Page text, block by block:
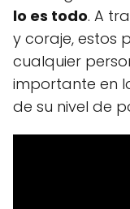
lo es todo. A
y coraje, estos
cualquier
importante en
de su nivel de